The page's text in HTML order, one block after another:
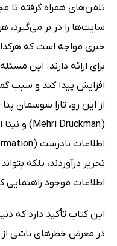
تلفن‌های همراه گرفته تا
سایت‌ها را در بر
خبری مواجه است که
برای ارائه دارند. این
افزایش پیدا کند و سبب
تحریر درآوردند، بلکه
اطلاعات موجود راهنمایی
این کتاب تأکید دارد که
در معرض خطرهای ناشی از